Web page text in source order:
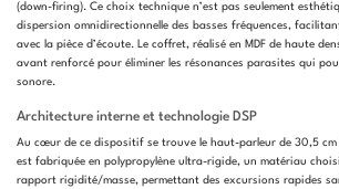
(down-firing). Ce choix technique n’est pas seulement
dispersion omnidirectionnelle des basses fréquences,
avec la pièce d’écoute. Le coffret, réalisé en MDF de haute
avant renforcé pour éliminer les résonances parasites qui
sonore.
Architecture interne et technologie DSP
Au cœur de ce dispositif se trouve le haut-parleur de 30,5 cm
est fabriquée en polypropylène ultra-rigide, un matériau
rapport rigidité/masse, permettant des excursions rapides